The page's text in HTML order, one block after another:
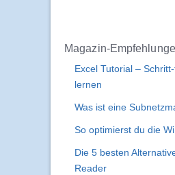
Magazin-
Excel Tutorial –
lernen
Was ist eine
So optimierst du die
Die 5 besten
Reader